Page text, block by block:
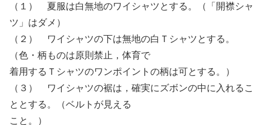
（１） 夏服は白無地のワイシャツとする。（「開襟シャ
ツ」はダメ）
（２） ワイシャツの下は無地の白Ｔシャツとする。
（色・柄ものは原則禁止，体育で
着用するＴシャツのワンポイントの柄は可とする。）
（３） ワイシャツの裾は，確実にズボンの中に入れるこ
ととする。（ベルトが見える
こと。）